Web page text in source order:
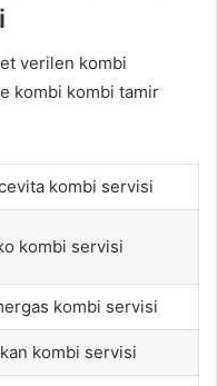
verilen kombi
kombi kombi tamir
kombi servisi
kombi servisi
kombi servisi
kombi servisi